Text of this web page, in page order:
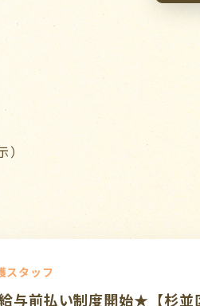
スタッフ
与前払い制度開始★【杉